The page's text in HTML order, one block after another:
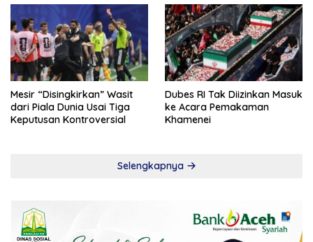
Mesir “Disingkirkan” Wasit
dari Piala Dunia Usai Tiga
Keputusan Kontroversial
Dubes RI Tak Diizinkan Masuk
ke Acara Pemakaman
Khamenei
Selengkapnya